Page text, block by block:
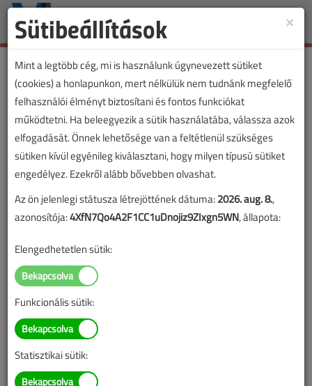
Toggle
A villanyszámla-csökkentő
készülék forgalmazói nem
hátrálnak!
×
Sütibeállítások
Mint a legtöbb cég, mi is használunk úgynevezett sütiket
(cookies) a honlapunkon, mert nélkülük nem tudnánk megfelelő
felhasználói élményt biztosítani és fontos funkciókat
működtetni. Ha beleegyezik a sütik használatába, válassza azok
elfogadását. Önnek lehetősége van a feltétlenül szükséges
sütiken kívül egyénileg kiválasztani, hogy milyen típusú sütiket
engedélyez. Ezekről alább bővebben olvashat.
Az ön jelenlegi státusza létrejöttének dátuma:2026. aug. 8.,
azonosítója:4XfN7Qo4A2F1CC1uDnojiz9ZIxgn5WN, állapota:
Elengedhetetlen sütik:
Funkcionális sütik:
Statisztikai sütik: